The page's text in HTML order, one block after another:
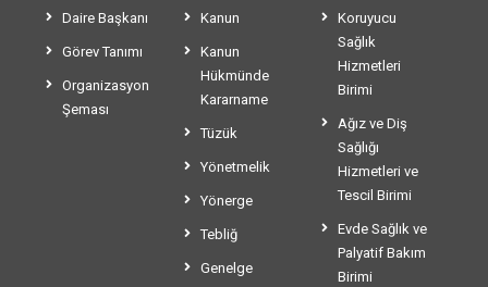
Daire Başkanı
Görev Tanımı
Organizasyon
Şeması
Kanun
Kanun
Hükmünde
Kararname
Tüzük
Yönetmelik
Yönerge
Tebliğ
Genelge
Koruyucu
Sağlık
Hizmetleri
Birimi
Ağız ve Diş
Sağlığı
Hizmetleri ve
Tescil Birimi
Evde Sağlık ve
Palyatif Bakım
Birimi